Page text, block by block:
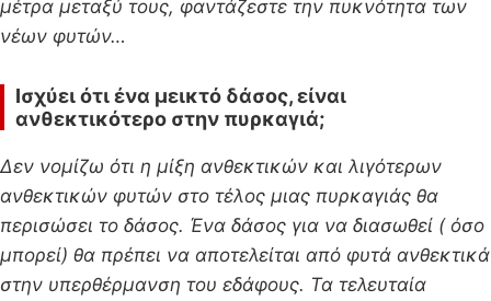
µέτρα µεταξύ τους, φαντάζεστε την πυκνότητα των
νέων φυτών…
Ισχύει ότι ένα μεικτό δάσος, είναι
ανθεκτικότερο στην πυρκαγιά;
Δεν νομίζω ότι η μίξη ανθεκτικών και λιγότερων
ανθεκτικών φυτών στο τέλος μιας πυρκαγιάς θα
περισώσει το δάσος. Ένα δάσος για να διασωθεί ( όσο
μπορεί) θα πρέπει να αποτελείται από φυτά ανθεκτικά
στην υπερθέρμανση του εδάφους. Τα τελευταία